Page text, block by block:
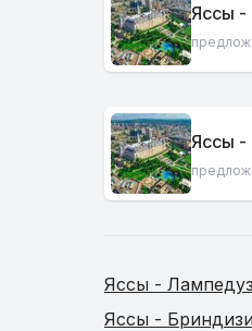
Яссы -
Яссы -
Яссы -
Яссы - Бриндизи